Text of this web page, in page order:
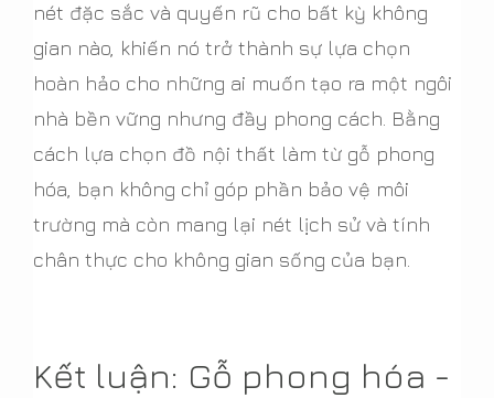
nét đặc sắc và quyến rũ cho bất kỳ không
gian nào, khiến nó trở thành sự lựa chọn
hoàn hảo cho những ai muốn tạo ra một ngôi
nhà bền vững nhưng đầy phong cách. Bằng
cách lựa chọn đồ nội thất làm từ gỗ phong
hóa, bạn không chỉ góp phần bảo vệ môi
trường mà còn mang lại nét lịch sử và tính
chân thực cho không gian sống của bạn.
Kết luận: Gỗ phong hóa -